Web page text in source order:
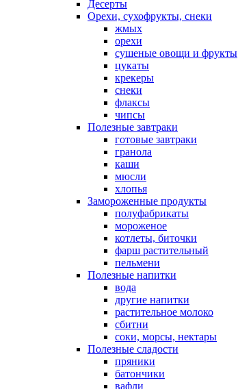
Десерты
Орехи, сухофрукты, снеки
жмых
орехи
сушеные овощи и фрукты
цукаты
крекеры
снеки
флаксы
чипсы
Полезные завтраки
готовые завтраки
гранола
каши
мюсли
хлопья
Замороженные продукты
полуфабрикаты
мороженое
котлеты, биточки
фарш растительный
пельмени
Полезные напитки
вода
другие напитки
растительное молоко
сбитни
соки, морсы, нектары
Полезные сладости
пряники
батончики
вафли